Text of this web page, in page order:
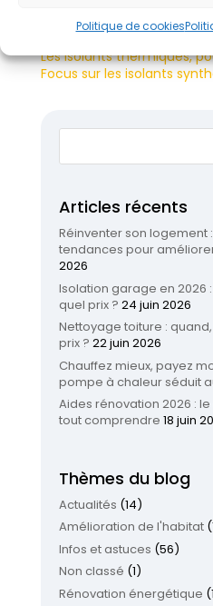
Politique de cookies
Sur le même
Les isolants thermiques,
Focus sur les isolants
Articles récents
Réinventer son logement
tendances pour
2026
Isolation garage en 2026
quel prix ? 24 juin 2026
Nettoyage toiture :
prix ? 22 juin 2026
Chauffez mieux, payez
pompe à chaleur séduit
Aides rénovation 2026 :
tout comprendre 18 juin
Thèmes du blog
Actualités (14)
Amélioration de l'habitat
Infos et astuces (56)
Non classé (1)
Rénovation énergétique